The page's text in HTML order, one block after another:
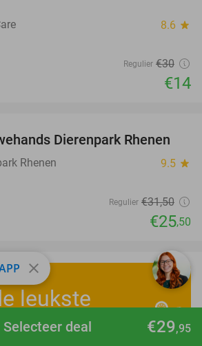
€29,95
Selecteer deal
8.6 star
Regulier €30
€14
19%
Dierenpark Rhenen
Rhenen 9.5 star
Regulier €31,50
€25,50
leukste
close